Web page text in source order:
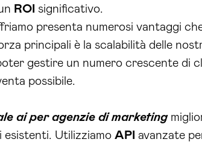
ROI significativo.
presenta numerosi vantaggi
principali è la scalabilità delle
gestire un numero crescente di
possibile.
ai per agenzie di marketing
esistenti. Utilizziamo API avanzate